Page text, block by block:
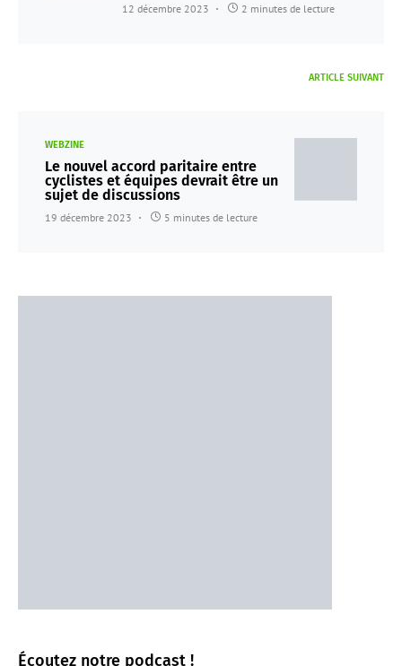
12 décembre 2023 2 minutes de lecture
ARTICLE SUIVANT
WEBZINE
Le nouvel accord paritaire entre
cyclistes et équipes devrait être un
sujet de discussions
19 décembre 2023 5 minutes de lecture
Écoutez notre podcast !